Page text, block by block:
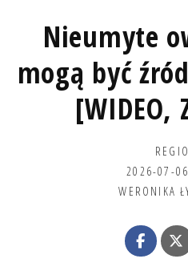
Nieumyte
mogą być
[WIDEO,
2026-07-
WERONIKA